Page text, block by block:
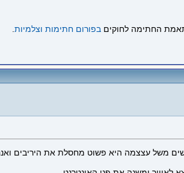
החתימה לחוקים בפורום חתימות וצלמיות.
משל עצצמה היא פשוט מחסלת את היריבים